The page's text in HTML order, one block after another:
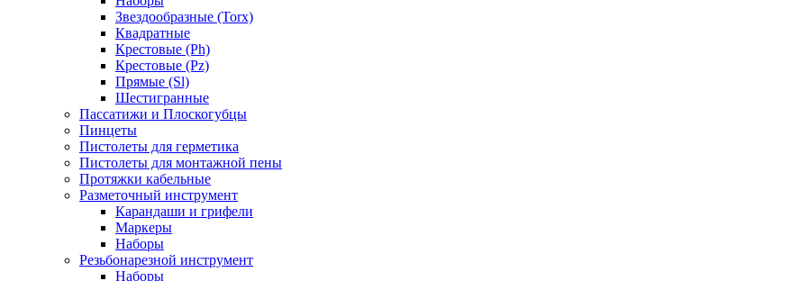
Звездообразные (Torx)
Квадратные
Крестовые (Ph)
Крестовые (Pz)
Прямые (Sl)
Шестигранные
Пассатижи и Плоскогубцы
Пинцеты
Пистолеты для герметика
Пистолеты для монтажной пены
Протяжки кабельные
Разметочный инструмент
Карандаши и грифели
Маркеры
Наборы
Резьбонарезной инструмент
Наборы